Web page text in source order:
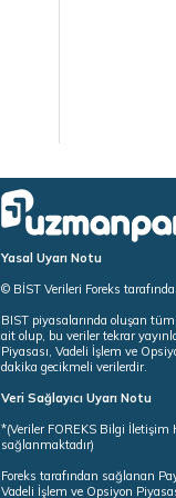
Yasal Uyarı Notu
© BİST Verileri Foreks
BIST piyasalarında oluşan
ait olup, bu veriler tekrar
Piyasası, Vadeli İşlem ve
dakika gecikmeli verilerdir.
Veri Sağlayıcı Uyarı Notu
*(Veriler FOREKS Bilgi İletişim
sağlanmaktadır)
Foreks tarafından sağlanan
Vadeli İşlem ve Opsiyon